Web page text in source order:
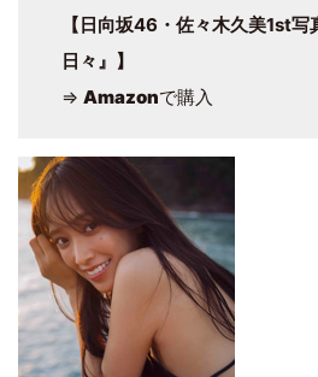
【日向坂46・佐々木久美1st写
⽇々』】
⇒ Amazonで購入